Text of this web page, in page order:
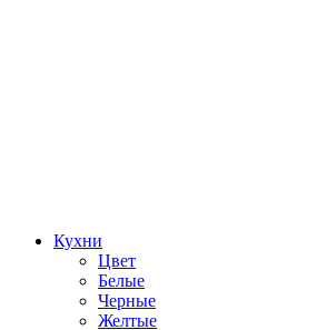
Кухни
Цвет
Белые
Черные
Желтые